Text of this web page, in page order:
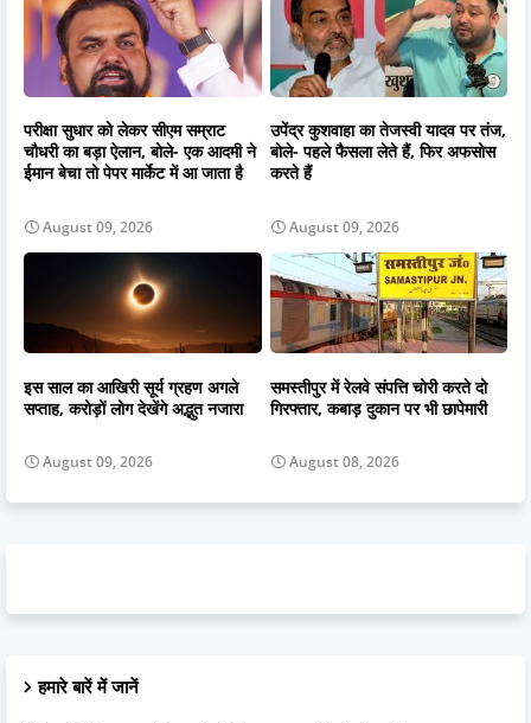
परीक्षा सुधार को लेकर सीएम सम्राट
चौधरी का बड़ा ऐलान, बोले- एक आदमी ने
ईमान बेचा तो पेपर मार्केट में आ जाता है
August 09, 2026
उपेंद्र कुशवाहा का तेजस्वी यादव पर तंज,
बोले- पहले फैसला लेते हैं, फिर अफसोस
करते हैं
August 09, 2026
इस साल का आखिरी सूर्य ग्रहण अगले
सप्ताह, करोड़ों लोग देखेंगे अद्भुत नजारा
August 09, 2026
समस्तीपुर में रेलवे संपत्ति चोरी करते दो
गिरफ्तार, कबाड़ दुकान पर भी छापेमारी
August 08, 2026
हमारे बारें में जानें